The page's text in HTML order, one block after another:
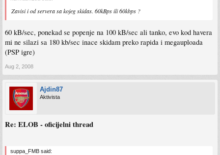
Zavisi i od servera sa kojeg skidas. 60kBps ili 60kbps ?
60 kB/sec, ponekad se popenje na 100 kB/sec ali tanko, evo kod havera
mi ne silazi sa 180 kb/sec inace skidam preko rapida i megauploada
(PSP igre)
Aug 2, 2008
Ajdin87
Aktivista
Re: ELOB - oficijelni thread
suppa_FMB said: